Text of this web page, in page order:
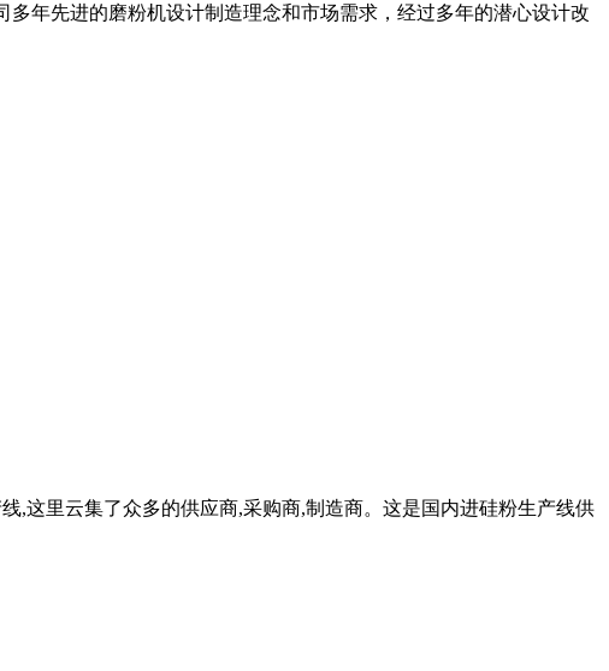
年先进的磨粉机设计制造理念和市场需求，经过多年的潜心设计改
,这里云集了众多的供应商,采购商,制造商。这是国内进硅粉生产线供